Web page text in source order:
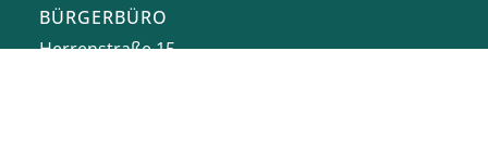
BÜRGERBÜRO
Herrenstraße 15